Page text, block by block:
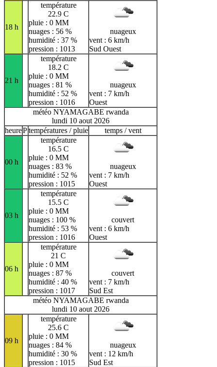
18 h
température
22.9 C
pluie : 0 MM
nuages : 56 %
humidité : 37 %
pression : 1013
nuageux
vent : 6 km/h
Sud Ouest
21 h
température
18.2 C
pluie : 0 MM
nuages : 81 %
humidité : 52 %
pression : 1016
nuageux
vent : 7 km/h
Ouest
météo NYAMAGABE rwanda
lundi 10 aout 2026
heurePtempératures / pluie temps / vent
00 h
température
16.5 C
pluie : 0 MM
nuages : 83 %
humidité : 52 %
pression : 1015
nuageux
vent : 7 km/h
Ouest
03 h
température
15.5 C
pluie : 0 MM
nuages : 100 %
humidité : 53 %
pression : 1016
couvert
vent : 6 km/h
Ouest
06 h
température
21 C
pluie : 0 MM
nuages : 87 %
humidité : 40 %
pression : 1017
couvert
vent : 7 km/h
Sud Est
météo NYAMAGABE rwanda
lundi 10 aout 2026
09 h
température
25.6 C
pluie : 0 MM
nuages : 84 %
humidité : 30 %
pression : 1015
nuageux
vent : 12 km/h
Sud Est